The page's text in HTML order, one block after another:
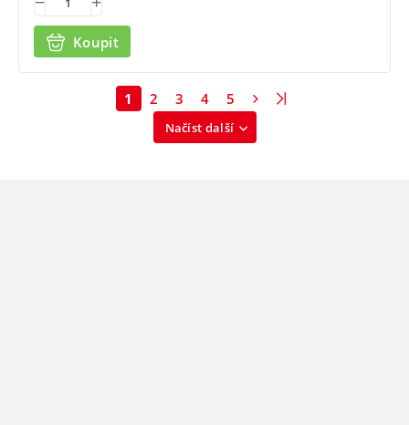
Koupit
Načíst další
1 2 3 4 5